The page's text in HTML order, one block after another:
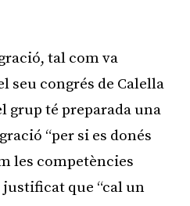
tal com va
seu congrés de Calella
grup té preparada una
“per si es donés
les competències
justificat que “cal un